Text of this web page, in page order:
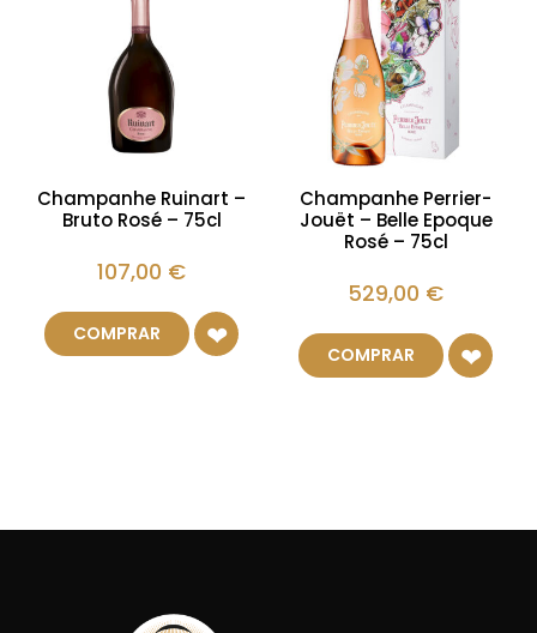
Champanhe Ruinart –
Bruto Rosé – 75cl
107,00 €
COMPRAR
Champanhe Perrier-
Jouët – Belle Epoque
Rosé – 75cl
529,00 €
COMPRAR